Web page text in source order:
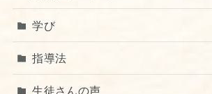
学び
指導法
生徒さんの声